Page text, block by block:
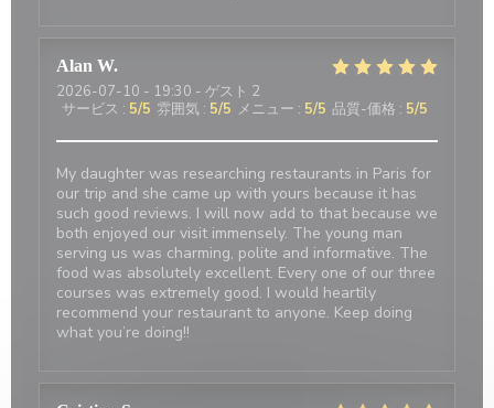
Alan W
2026-07-10 - 19:30 - ゲスト 2
サービス : 5/5 雰囲気 : 5/5 メニュー : 5/5 品質-価格 : 5/5
My daughter was researching restaurants in Paris for
our trip and she came up with yours because it has
such good reviews. I will now add to that because we
both enjoyed our visit immensely. The young man
serving us was charming, polite and informative. The
food was absolutely excellent. Every one of our three
courses was extremely good. I would heartily
recommend your restaurant to anyone. Keep doing
what you’re doing!!